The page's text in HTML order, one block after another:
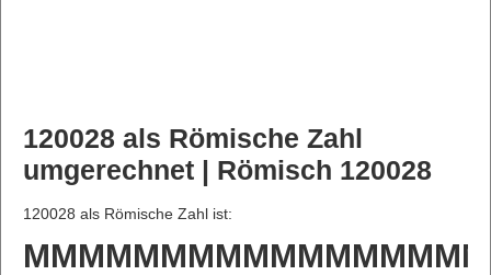
120028 als Römische Zahl
umgerechnet | Römisch 120028
120028 als Römische Zahl ist: